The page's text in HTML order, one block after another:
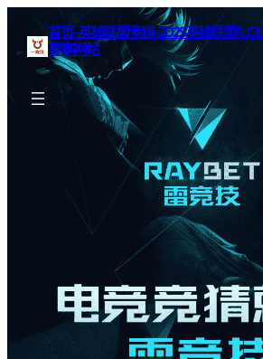
首页–英雄联盟竞猜-2025英雄联盟
赛事网站